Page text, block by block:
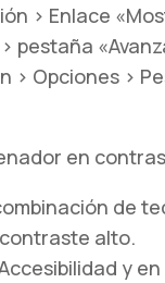
> Enlace
pestaña
> Opciones >
en
de
alto.
y